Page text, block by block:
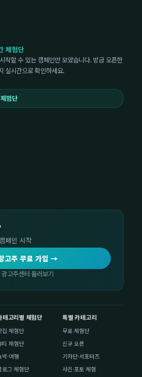
체험단
작할 수 있는 캠페인만 모았습니다. 방금 오픈한
실시간으로 확인하세요.
험단
페인 시작
고주 무료 가입 →
광고주센터 둘러보기
테고리별 체험단
집 체험단
티 체험단
박·여행
로그 체험단
특별 카테고리
무료 체험단
신규 오픈
기자단·서포터즈
사진·포토 체험